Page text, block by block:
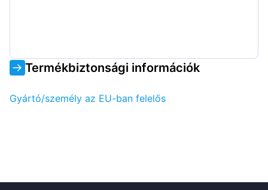
Termékbiztonsági információk
Gyártó/személy az EU-ban felelős